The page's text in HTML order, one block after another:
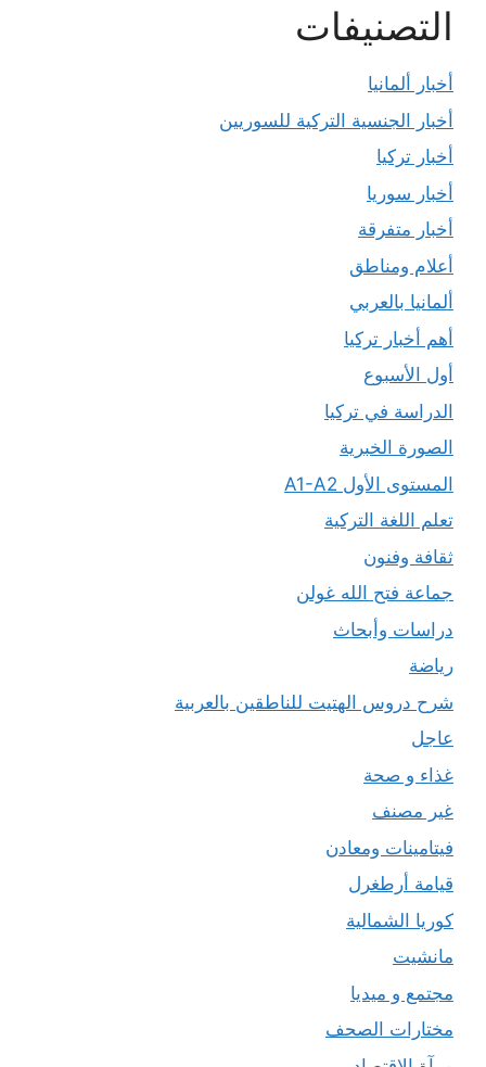
التصنيفات
أخبار ألمانيا
أخبار الجنسية التركية للسوريين
أخبار تركيا
أخبار سوريا
أخبار متفرقة
أعلام ومناطق
ألمانيا بالعربي
أهم أخبار تركيا
أول الأسبوع
الدراسة في تركيا
الصورة الخبرية
المستوى الأول A1-A2
تعلم اللغة التركية
ثقافة وفنون
جماعة فتح الله غولن
دراسات وأبحاث
رياضة
شرح دروس الهتيت للناطقين بالعربية
عاجل
غذاء و صحة
غير مصنف
فيتامينات ومعادن
قيامة أرطغرل
كوريا الشمالية
مانشيت
مجتمع و ميديا
مختارات الصحف